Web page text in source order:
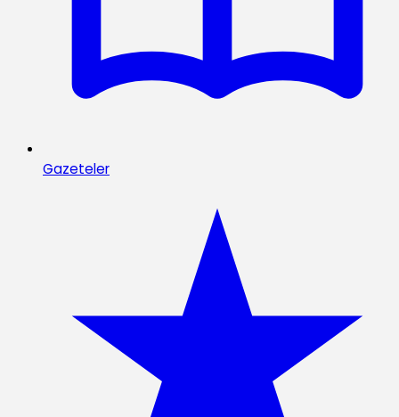
Gazeteler